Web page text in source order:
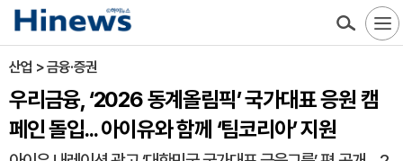
산업 > 금융·증권
우리금융, ‘2026 동계올림픽’ 국가대표 응원 캠
페인 돌입... 아이유와 함께 ‘팀코리아’ 지원